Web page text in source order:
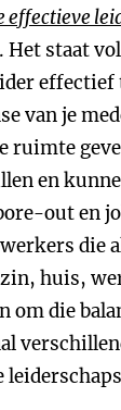
effectieve
Het staat
effectief
van je
ruimte
en
out en
die
huis,
om die